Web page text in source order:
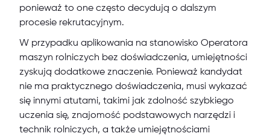
ponieważ to one często decydują o dalszym
procesie rekrutacyjnym.
W przypadku aplikowania na stanowisko Operatora
maszyn rolniczych bez doświadczenia, umiejętności
zyskują dodatkowe znaczenie. Ponieważ kandydat
nie ma praktycznego doświadczenia, musi wykazać
się innymi atutami, takimi jak zdolność szybkiego
uczenia się, znajomość podstawowych narzędzi i
technik rolniczych, a także umiejętnościami